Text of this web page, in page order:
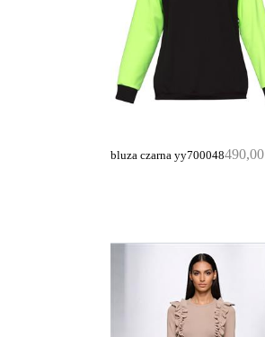
bluza czarna yy700048490,00